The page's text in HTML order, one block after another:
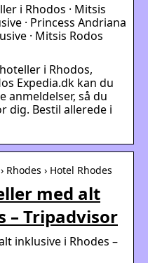
i Rhodos · Mitsis
· Princess Andriana
· Mitsis Rodos
i Rhodos,
Expedia.dk kan du
anmeldelser, så du
dig. Bestil allerede i
› Hotel Rhodes
med alt
– Tripadvisor
inklusive i Rhodes –